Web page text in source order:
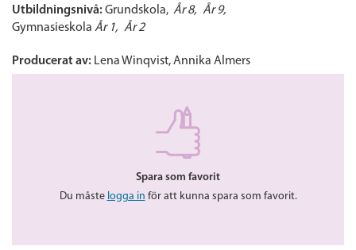
Utbildningsnivå: Grundskola År 8
År 9
Gymnasieskola År 1 År 2
Producerat av: Lena Winqvist, Annika Almers
Spara som favorit
Du måste logga in för att kunna spara som favorit.